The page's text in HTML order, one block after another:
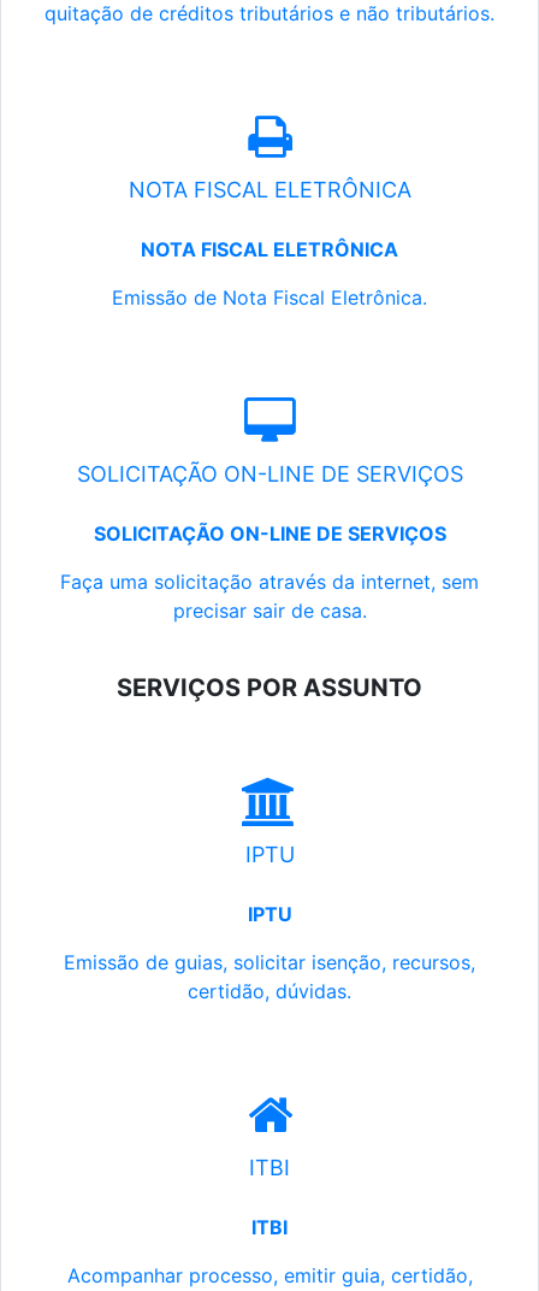
quitação de créditos tributários e não tributários.
NOTA FISCAL ELETRÔNICA
NOTA FISCAL ELETRÔNICA
Emissão de Nota Fiscal Eletrônica.
SOLICITAÇÃO ON-LINE DE SERVIÇOS
SOLICITAÇÃO ON-LINE DE SERVIÇOS
Faça uma solicitação através da internet, sem
precisar sair de casa.
SERVIÇOS POR ASSUNTO
IPTU
IPTU
Emissão de guias, solicitar isenção, recursos,
certidão, dúvidas.
ITBI
ITBI
Acompanhar processo, emitir guia, certidão,